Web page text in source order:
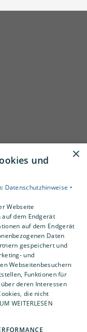
×
und
Datenschutzhinweise •
Webseite
dem Endgerät
auf dem Endgerät
Daten
gespeichert und
und
Webseitenbesuchern
Funktionen für
deren Interessen
die nicht
WEITERLESEN